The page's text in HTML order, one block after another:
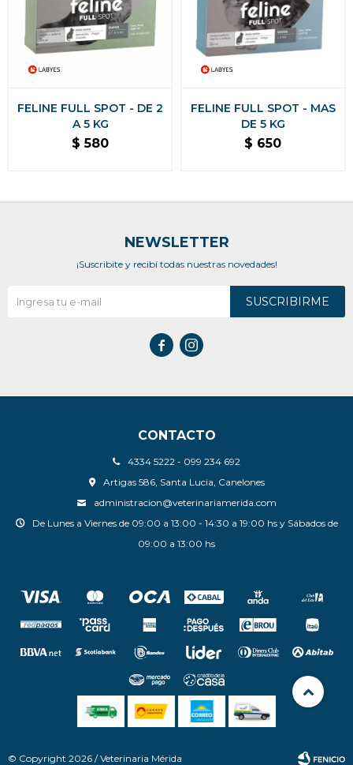
FELINE FULL SPOT - DE 2
A 5 KG
$ 580
FELINE FULL SPOT - MAS
DE 5 KG
$ 650
CONTACTO
4334 5222 - 099 234 692
Artigas 586, Santa Lucia, Canelones
administracion@veterinariamerida.com
De Lunes a Viernes de 09:00 a 13:00 - 14:30 a 19:00 hs y Sábados de
09:00 a 13:00 hs
NEWSLETTER
¡Suscribite y recibí todas nuestras novedades!
SUSCRIBIRME
 
© Copyright 2026 / Veterinaria Mérida